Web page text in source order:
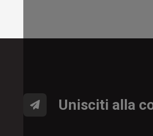
Unisciti alla